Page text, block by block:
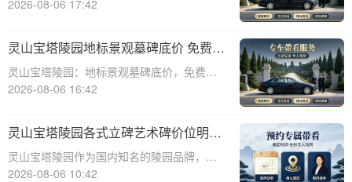
教意蕴的现代化陵园，其标志性景观墓碑不
神慰藉的庄严象征。本文将深入剖析灵山宝
塔陵园标志性景观墓碑的基准定价策略，并
详细介绍免
2026-08-06 17:42
灵山宝塔陵园地标景观墓碑底价 免费班
车配套购墓即享
灵山宝塔陵园：地标景观墓碑底价，免费班
车配套购墓即享☎ 灵山宝塔陵园电话:400-
的规划越来越重视。选择一个合适的墓地，
不仅是对逝者的尊重，也是对生者的
2026-08-06 16:42
灵山宝塔陵园各式立碑艺术碑价位明细
组团选购享折上折
灵山宝塔陵园作为国内知名的陵园品牌，提
供各式立碑艺术碑，满足不同用户的需求。
2026-08-06 10:42